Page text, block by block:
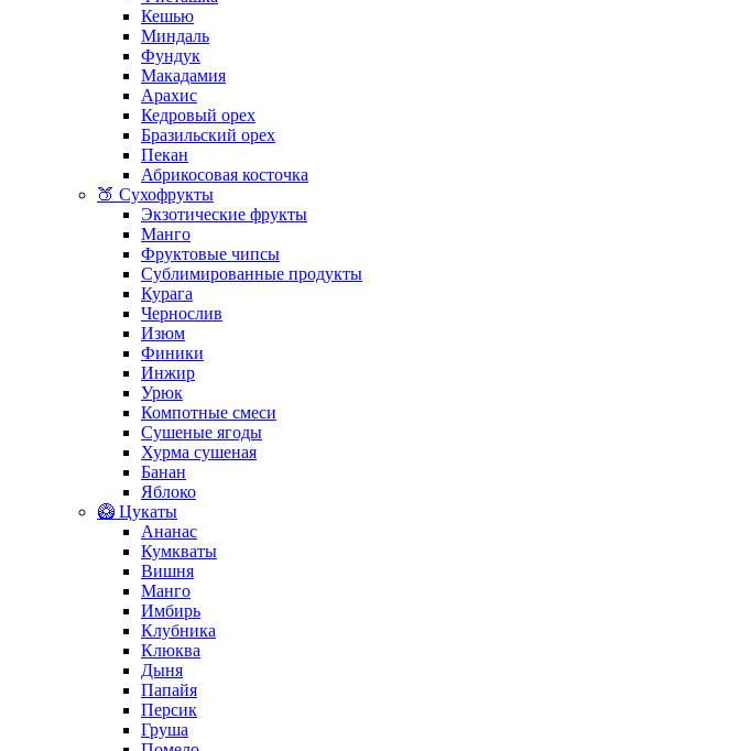
Кешью
Миндаль
Фундук
Макадамия
Арахис
Кедровый орех
Бразильский орех
Пекан
Абрикосовая косточка
🍑 Сухофрукты
Экзотические фрукты
Манго
Фруктовые чипсы
Сублимированные продукты
Курага
Чернослив
Изюм
Финики
Инжир
Урюк
Компотные смеси
Сушеные ягоды
Хурма сушеная
Банан
Яблоко
🥝 Цукаты
Ананас
Кумкваты
Вишня
Манго
Имбирь
Клубника
Клюква
Дыня
Папайя
Персик
Груша